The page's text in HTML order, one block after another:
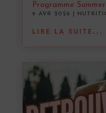
Programme
9 AVR 2026
LIRE LA SUITE...